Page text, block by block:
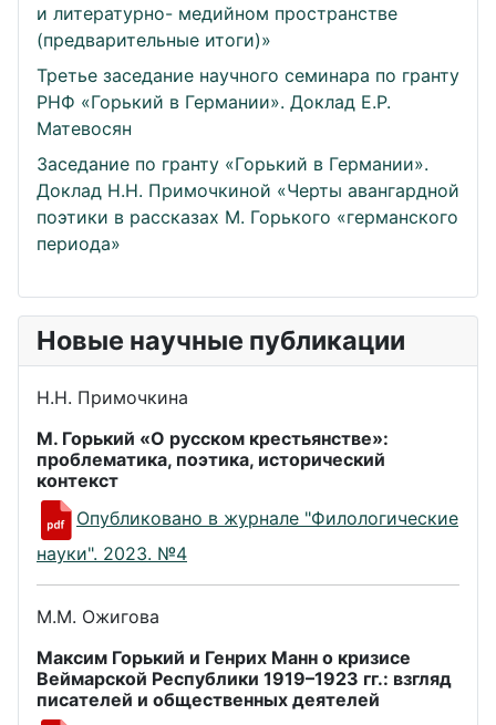
и литературно- медийном пространстве
(предварительные итоги)»
Третье заседание научного семинара по гранту
РНФ «Горький в Германии». Доклад Е.Р.
Матевосян
Заседание по гранту «Горький в Германии».
Доклад Н.Н. Примочкиной «Черты авангардной
поэтики в рассказах М. Горького «германского
периода»
Новые научные публикации
Н.Н. Примочкина
М. Горький «О русском крестьянстве»:
проблематика, поэтика, исторический
контекст
Опубликовано в журнале "Филологические
науки". 2023. №4
М.М. Ожигова
Максим Горький и Генрих Манн о кризисе
Веймарской Республики 1919–1923 гг.: взгляд
писателей и общественных деятелей